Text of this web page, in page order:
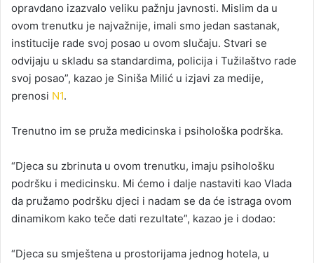
e
l
opravdano izazvalo veliku pažnju javnosti. Mislim da u
ovom trenutku je najvažnije, imali smo jedan sastanak,
institucije rade svoj posao u ovom slučaju. Stvari se
odvijaju u skladu sa standardima, policija i Tužilaštvo rade
svoj posao”, kazao je Siniša Milić u izjavi za medije,
prenosi N1.
Trenutno im se pruža medicinska i psihološka podrška.
“Djeca su zbrinuta u ovom trenutku, imaju psihološku
podršku i medicinsku. Mi ćemo i dalje nastaviti kao Vlada
da pružamo podršku djeci i nadam se da će istraga ovom
dinamikom kako teče dati rezultate”, kazao je i dodao:
“Djeca su smještena u prostorijama jednog hotela, u